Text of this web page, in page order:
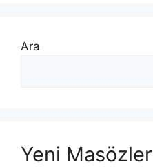
Ara
Yeni Masözler